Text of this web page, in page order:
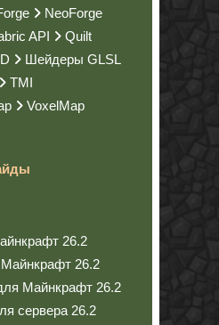
NeoForge
API
Quilt
Шейдеры GLSL
TMI
VoxelMap
26.2
26.2
Майнкрафт 26.2
сервера 26.2